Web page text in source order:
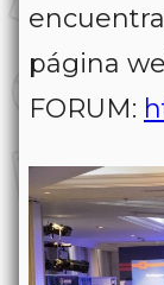
página
FORUM: